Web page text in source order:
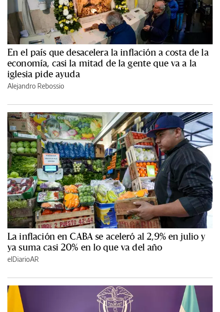
En el país que desacelera la inflación a costa de la
economía, casi la mitad de la gente que va a la
iglesia pide ayuda
Alejandro Rebossio
La inflación en CABA se aceleró al 2,9% en julio y
ya suma casi 20% en lo que va del año
elDiarioAR